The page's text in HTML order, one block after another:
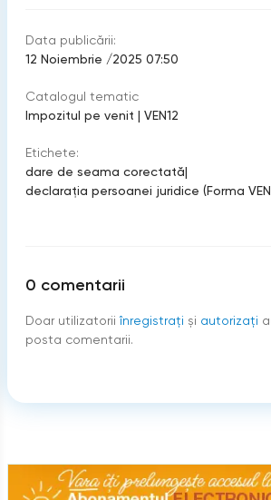
Data publicării:
12 Noiembrie /2025 07:50
Catalogul tematic
Impozitul pe venit | VEN12
Etichete:
dare de seama corectată|
declaraţia persoanei juridice (Forma
0 comentarii
Doar utilizatorii înregistraţi şi autorizați
posta comentarii.